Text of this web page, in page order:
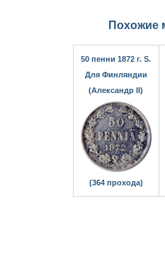
Похожие
50 пенни 1872 г. S.
Для Финляндии
(Александр II)
(364 прохода)